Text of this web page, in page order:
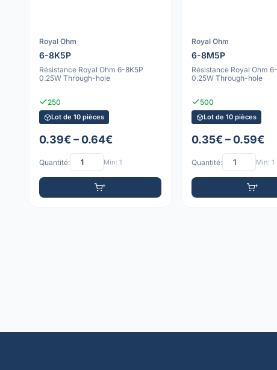
Royal Ohm
6-8K5P
Résistance Royal Ohm 6-8K5P
0.25W Through-hole
250
Lot de 10 pièces
0.39€ – 0.64€
Quantité: Min: 1
Royal Ohm
6-8M5P
Résistance Royal Ohm
0.25W Through-hole
500
Lot de 10 pièces
0.35€ – 0.59€
Quantité: Min: 1